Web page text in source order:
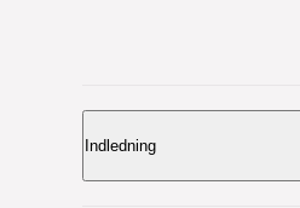
Indledning